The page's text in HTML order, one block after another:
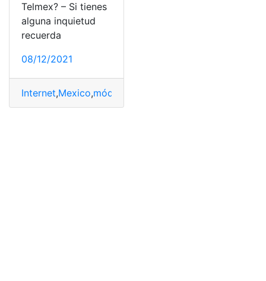
Telmex? – Si tienes
alguna inquietud
recuerda
08/12/2021
Internet,Mexico,módem